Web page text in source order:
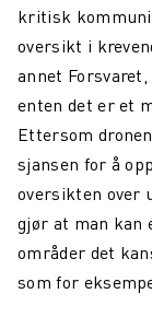
kritisk
oversikt i
annet
enten det er et
Ettersom
sjansen for å
oversikten over
gjør at man kan
områder det
som for